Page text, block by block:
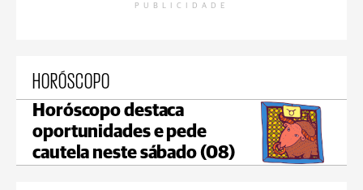
PUBLICIDADE
HORÓSCOPO
Horóscopo destaca
oportunidades e pede
cautela neste sábado (08)